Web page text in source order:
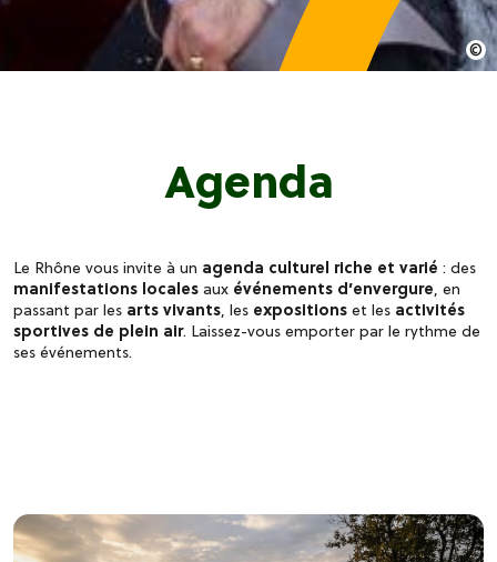
Agenda
Le Rhône vous invite à un agenda culturel riche et varié : des
manifestations locales aux événements d’envergure, en
passant par les arts vivants, les expositions et les activités
sportives de plein air. Laissez-vous emporter par le rythme de
ses événements.